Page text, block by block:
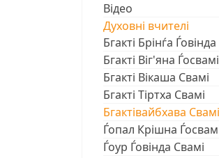
Відео
Духовні вчителі
Бгакті Брінѓа
Бгакті Віг'яна Ѓосвамі
Бгакті Вікаша Свамі
Бгакті Тіртха Свамі
Бгактівайбхава Свамі
Ѓопал Крішна
Ѓоур Ѓовінда Свамі